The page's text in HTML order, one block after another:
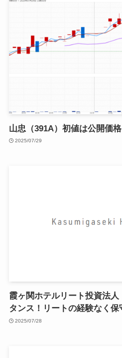
山忠（391A）初値は公開価
2025/07/29
霞ヶ関ホテルリート投資法
タンス！リートの経験なく保
2025/07/28